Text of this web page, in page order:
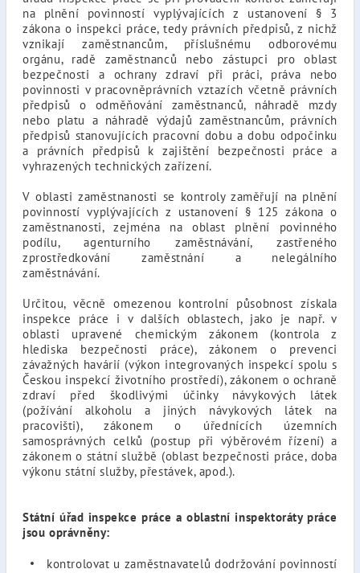
na plnění povinností vyplývajících z ustanovení § 3
zákona o inspekci práce, tedy právních předpisů, z nichž
vznikají zaměstnancům, příslušnému odborovému
orgánu, radě zaměstnanců nebo zástupci pro oblast
bezpečnosti a ochrany zdraví při práci, práva nebo
povinnosti v pracovněprávních vztazích včetně právních
předpisů o odměňování zaměstnanců, náhradě mzdy
nebo platu a náhradě výdajů zaměstnancům, právních
předpisů stanovujících pracovní dobu a dobu odpočinku
a právních předpisů k zajištění bezpečnosti práce a
vyhrazených technických zařízení.
V oblasti zaměstnanosti se kontroly zaměřují na plnění
povinností vyplývajících z ustanovení § 125 zákona o
zaměstnanosti, zejména na oblast plnění povinného
podílu, agenturního zaměstnávání, zastřeného
zprostředkování zaměstnání a nelegálního
zaměstnávání.
Určitou, věcně omezenou kontrolní působnost získala
inspekce práce i v dalších oblastech, jako je např. v
oblasti upravené chemickým zákonem (kontrola z
hlediska bezpečnosti práce), zákonem o prevenci
závažných havárií (výkon integrovaných inspekcí spolu s
Českou inspekcí životního prostředí), zákonem o ochraně
zdraví před škodlivými účinky návykových látek
(požívání alkoholu a jiných návykových látek na
pracovišti), zákonem o úřednících územních
samosprávných celků (postup při výběrovém řízení) a
zákonem o státní službě (oblast bezpečnosti práce, doba
výkonu státní služby, přestávek, apod.).
Státní úřad inspekce práce a oblastní inspektoráty práce
jsou oprávněny:
kontrolovat u zaměstnavatelů dodržování povinností